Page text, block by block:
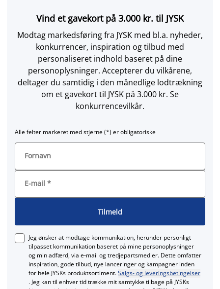
Vind et gavekort på 3.000 kr. til JYSK
Modtag markedsføring fra JYSK med bl.a. nyheder,
konkurrencer, inspiration og tilbud med
personaliseret indhold baseret på dine
personoplysninger. Accepterer du vilkårene,
deltager du samtidig i den månedlige lodtrækning
om et gavekort til JYSK på 3.000 kr. Se
konkurrencevilkår.
Alle felter markeret med stjerne (*) er obligatoriske
Fornavn
E-mail *
Tilmeld
Jeg ønsker at modtage kommunikation, herunder personligt
tilpasset kommunikation baseret på mine personoplysninger
og min adfærd, via e‑mail og tredjepartsmedier. Dette omfatter
inspiration, gode tilbud, nye lanceringer og kampagner inden
for hele JYSKs produktsortiment.Salgs- og leveringsbetingelser
. Jeg kan til enhver tid trække mit samtykke tilbage på JYSKs